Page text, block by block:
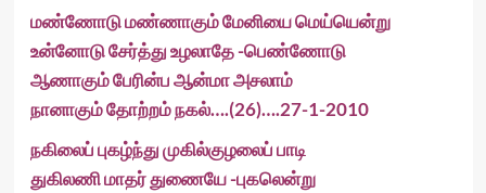
மண்ணோடு மண்ணாகும் மேனியை மெய்யென்று
உன்னோடு சேர்த்து உழலாதே -பெண்ணோடு
ஆணாகும் பேரின்ப ஆன்மா அசலாம்
நானாகும் தோற்றம் நகல்….(26)….27-1-2010
நகிலைப் புகழ்ந்து முகில்குழலைப் பாடி
துகிலணி மாதர் துணையே -புகலென்று